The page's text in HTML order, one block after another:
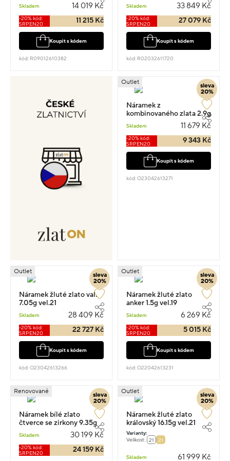
Skladem 14 019 Kč
-20% kód:
SRPEN20
11 215 Kč
Koupit s kódem
kód: R09012610382
Skladem 33 849 Kč
-20% kód:
SRPEN20
27 079 Kč
Koupit s kódem
kód: R02032611720
sleva
20%
Outlet
Náramek z
kombinovaného zlata 2.9g
Skladem 11 679 Kč
-20% kód:
SRPEN20
9 343 Kč
Koupit s kódem
kód: O23042613271
sleva
20%
Outlet
Náramek žluté zlato valis
7.05g vel.21
Skladem 28 409 Kč
-20% kód:
SRPEN20
22 727 Kč
Koupit s kódem
kód: O23042613266
sleva
20%
Outlet
Náramek žluté zlato
anker 1.5g vel.19
Skladem 6 269 Kč
-20% kód:
SRPEN20
5 015 Kč
Koupit s kódem
kód: O22042613231
sleva
20%
Renovované
Náramek bílé zlato
čtverce se zirkony 9.35g
Skladem 30 199 Kč
-20% kód:
SRPEN20
24 159 Kč
sleva
20%
Outlet
Náramek žluté zlato
královský 16.15g vel.21
Varianty:
Velikost:
21 21
Skladem 61 999 Kč